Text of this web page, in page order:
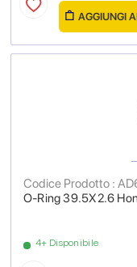
AGGIUNGI
O-Ring 39.5X2.6
Codice Prodotto :
4+ Disponibile